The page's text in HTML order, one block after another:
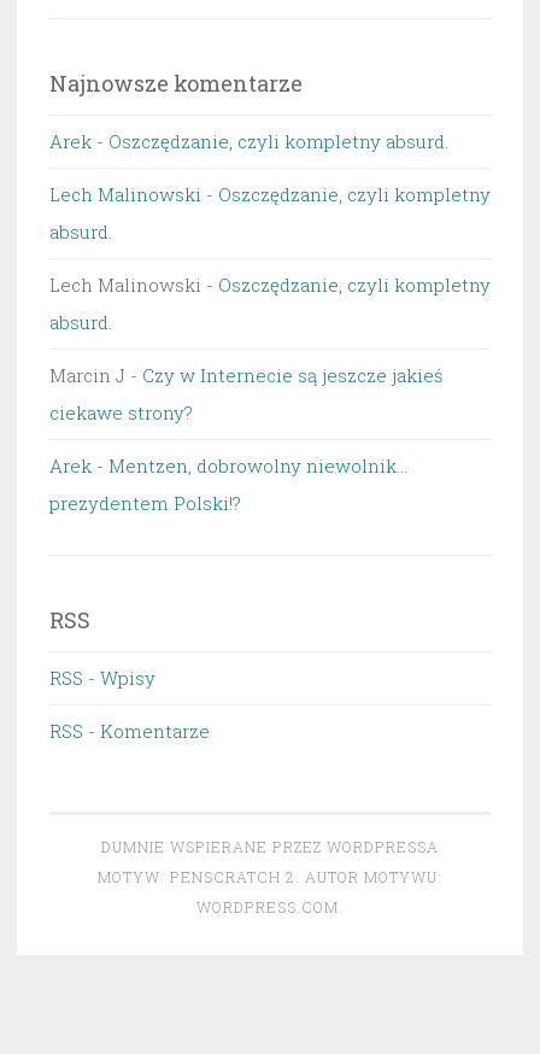
Najnowsze komentarze
Arek - Oszczędzanie, czyli kompletny absurd.
Lech Malinowski - Oszczędzanie, czyli kompletny
absurd.
Lech Malinowski - Oszczędzanie, czyli kompletny
absurd.
Marcin J - Czy w Internecie są jeszcze jakieś
ciekawe strony?
Arek - Mentzen, dobrowolny niewolnik…
prezydentem Polski!?
RSS
RSS - Wpisy
RSS - Komentarze
DUMNIE WSPIERANE PRZEZ WORDPRESSA
MOTYW: PENSCRATCH 2. AUTOR MOTYWU:
WORDPRESS.COM